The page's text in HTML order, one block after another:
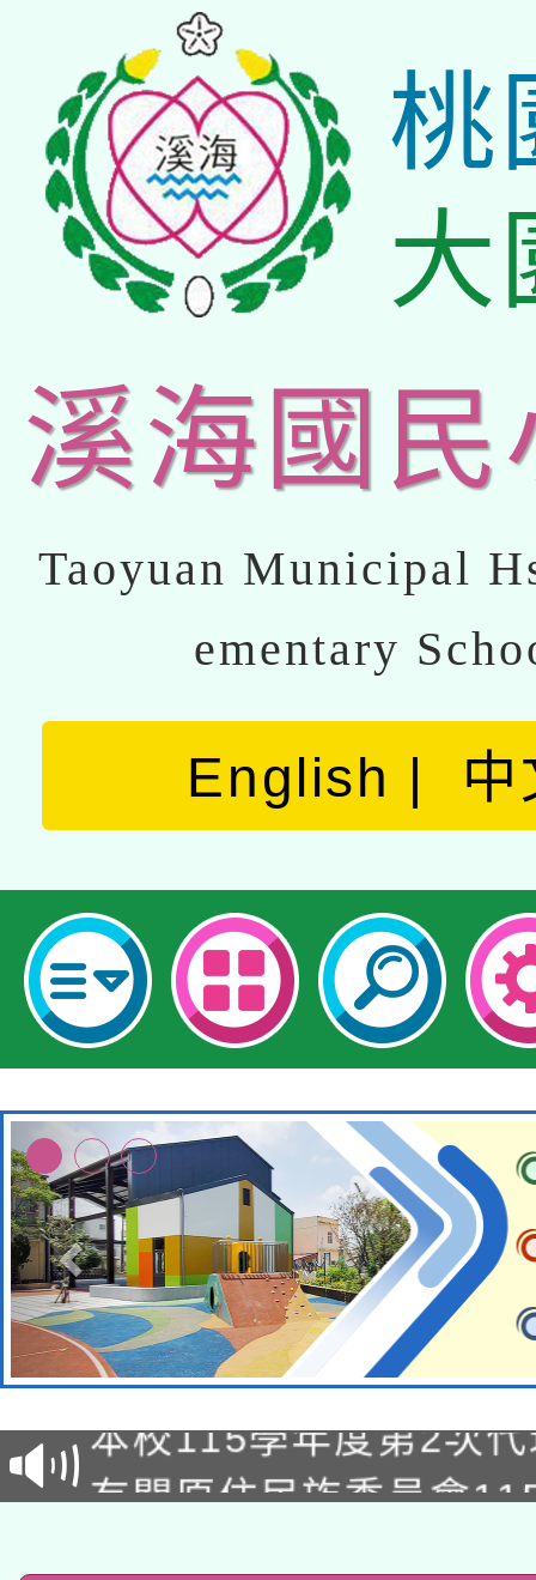
桃
大
溪海國民
Taoyuan Municipal
ementary
English 中
本校115學年度第1次
第3次招考甄選結果公
本校115學年度第2次
次招考甄選結果公告(
有關原住民族委員會